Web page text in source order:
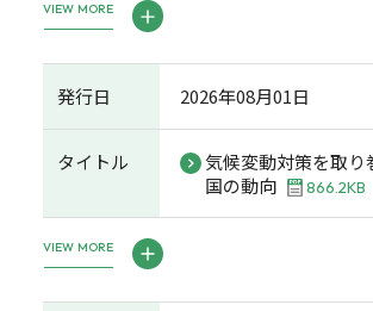
VIEW MORE
発行日 2026年08月01日
タイトル
気候変動対策を取り
国の動向
866.2KB
VIEW MORE